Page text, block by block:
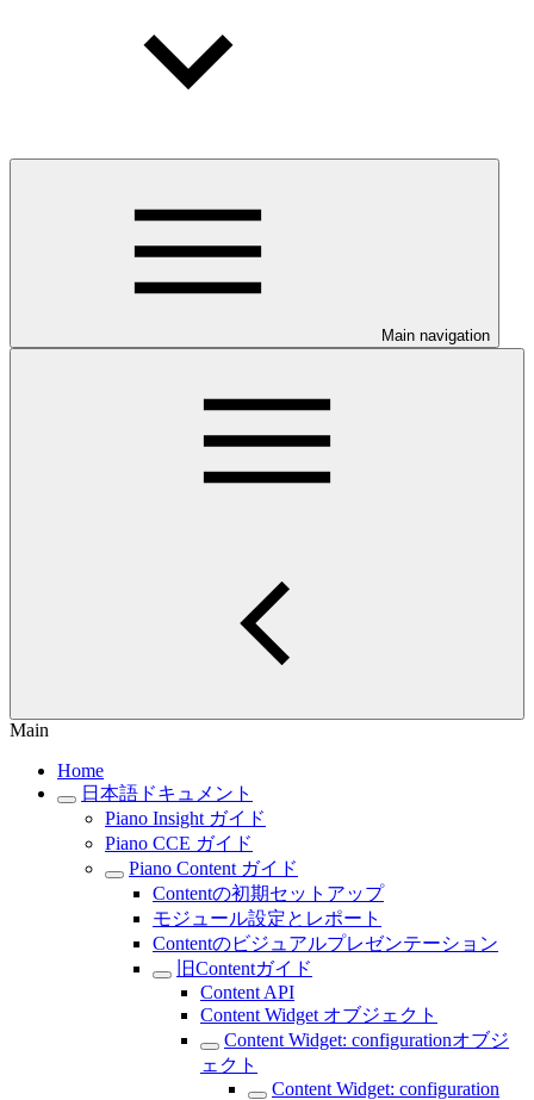
Main navigation
Main
Home
日本語ドキュメント
Piano Insight ガイド
Piano CCE ガイド
Piano Content ガイド
Contentの初期セットアップ
モジュール設定とレポート
Contentのビジュアルプレゼンテーション
旧Contentガイド
Content API
Content Widget オブジェクト
Content Widget: configurationオブジ
ェクト
Content Widget: configuration